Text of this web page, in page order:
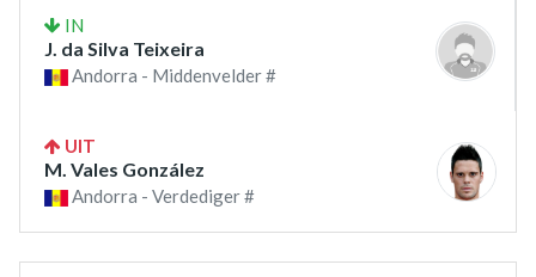
IN
J. da Silva Teixeira
Andorra - Middenvelder #
UIT
M. Vales González
Andorra - Verdediger #